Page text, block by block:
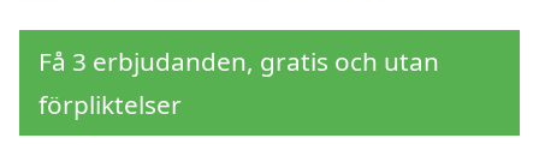
Få 3 erbjudanden, gratis och utan
förpliktelser